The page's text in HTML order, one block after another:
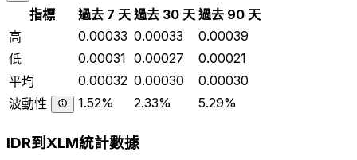
指標 過去 7 天 過去 30 天 過去 90 天
高
0.00033 0.00033
0.00039
低
0.00031 0.00027
0.00021
平均
0.00032 0.00030
0.00030
波動性
1.52% 2.33% 5.29%
IDR到XLM統計數據